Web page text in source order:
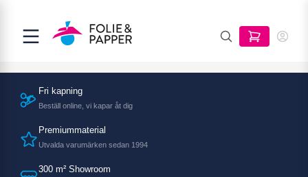
Fri kapning
Beställ online, vi kapar åt dig
Premiummaterial
Utvalda varumärken sedan 1994
300 m² Showroom